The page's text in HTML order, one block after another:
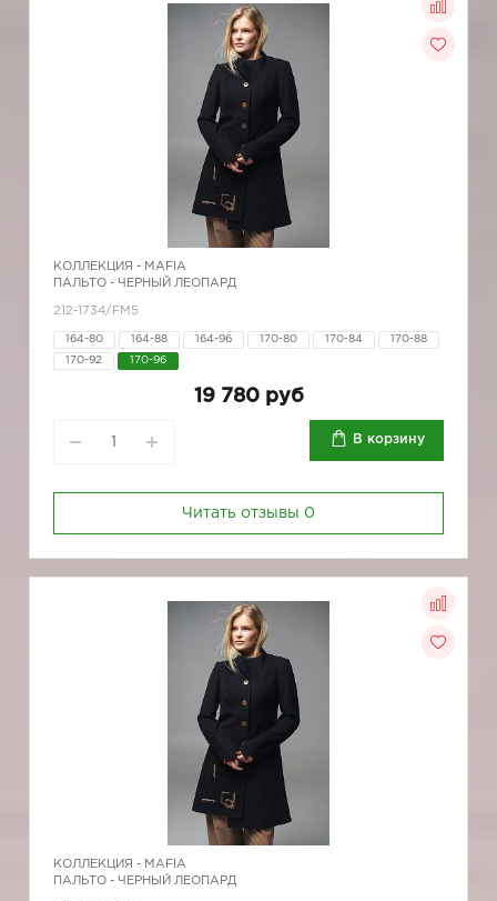
КОЛЛЕКЦИЯ - MAFIA
ПАЛЬТО - ЧЕРНЫЙ ЛЕОПАРД
212-1734/FM5
164-80 164-88 164-96 170-80 170-84 170-88
170-92 170-96
19 780 руб
В корзину
Читать отзывы 0
КОЛЛЕКЦИЯ - MAFIA
ПАЛЬТО - ЧЕРНЫЙ ЛЕОПАРД